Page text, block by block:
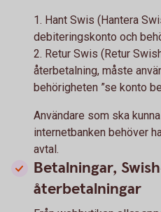
1. Hant Swis (Hantera
debiteringskonto och
2. Retur Swis (Retur
återbetalning, måste
behörigheten ”se konto
Användare som ska
internetbanken behöver
avtal.
Betalningar,
återbetalningar